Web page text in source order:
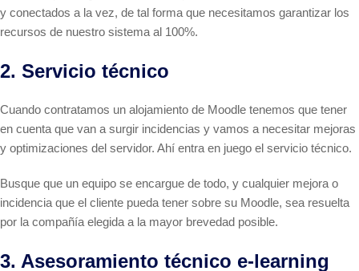
y conectados a la vez, de tal forma que necesitamos garantizar los
recursos de nuestro sistema al 100%.
2. Servicio técnico
Cuando contratamos un alojamiento de Moodle tenemos que tener
en cuenta que van a surgir incidencias y vamos a necesitar mejoras
y optimizaciones del servidor. Ahí entra en juego el servicio técnico.
Busque que un equipo se encargue de todo, y cualquier mejora o
incidencia que el cliente pueda tener sobre su Moodle, sea resuelta
por la compañía elegida a la mayor brevedad posible.
3. Asesoramiento técnico e-learning